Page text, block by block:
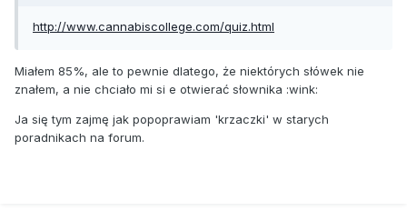
http://www.cannabiscollege.com/quiz.html
Miałem 85%, ale to pewnie dlatego, że niektórych słówek nie
znałem, a nie chciało mi si e otwierać słownika :wink:
Ja się tym zajmę jak popoprawiam 'krzaczki' w starych
poradnikach na forum.